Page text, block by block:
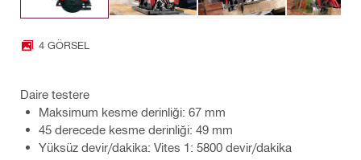
4 GÖRSEL
Daire testere
Maksimum kesme derinliği: 67 mm
45 derecede kesme derinliği: 49 mm
Yüksüz devir/dakika: Vites 1: 5800 devir/dakika